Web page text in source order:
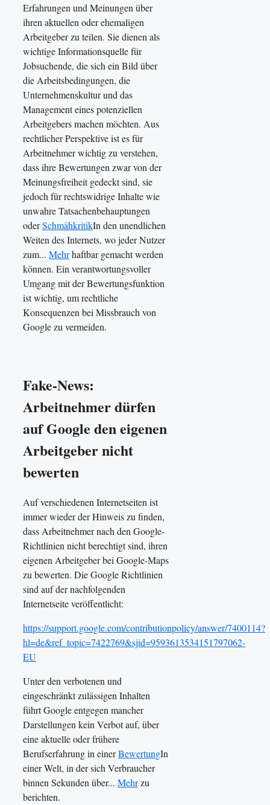
Erfahrungen und Meinungen über
ihren aktuellen oder ehemaligen
Arbeitgeber zu teilen. Sie dienen als
wichtige Informationsquelle für
Jobsuchende, die sich ein Bild über
die Arbeitsbedingungen, die
Unternehmenskultur und das
Management eines potenziellen
Arbeitgebers machen möchten. Aus
rechtlicher Perspektive ist es für
Arbeitnehmer wichtig zu verstehen,
dass ihre Bewertungen zwar von der
Meinungsfreiheit gedeckt sind, sie
jedoch für rechtswidrige Inhalte wie
unwahre Tatsachenbehauptungen
oderSchmähkritikIn den unendlichen
Weiten des Internets, wo jeder Nutzer
zum... Mehrhaftbar gemacht werden
können. Ein verantwortungsvoller
Umgang mit der Bewertungsfunktion
ist wichtig, um rechtliche
Konsequenzen bei Missbrauch von
Google zu vermeiden.
Fake-News:
Arbeitnehmer dürfen
auf Google den eigenen
Arbeitgeber nicht
bewerten
Auf verschiedenen Internetseiten ist
immer wieder der Hinweis zu finden,
dass Arbeitnehmer nach den Google-
Richtlinien nicht berechtigt sind, ihren
eigenen Arbeitgeber bei Google-Maps
zu bewerten. Die Google Richtlinien
sind auf der nachfolgenden
Internetseite veröffentlicht:
https://support.google.com/contributionpolicy/answer/7400114?
hl=de&ref_topic=7422769&sjid=9593613534151797062-
EU
Unter den verbotenen und
eingeschränkt zulässigen Inhalten
führt Google entgegen mancher
Darstellungen kein Verbot auf, über
eine aktuelle oder frühere
Berufserfahrung in einerBewertungIn
einer Welt, in der sich Verbraucher
binnen Sekunden über... Mehrzu
berichten.